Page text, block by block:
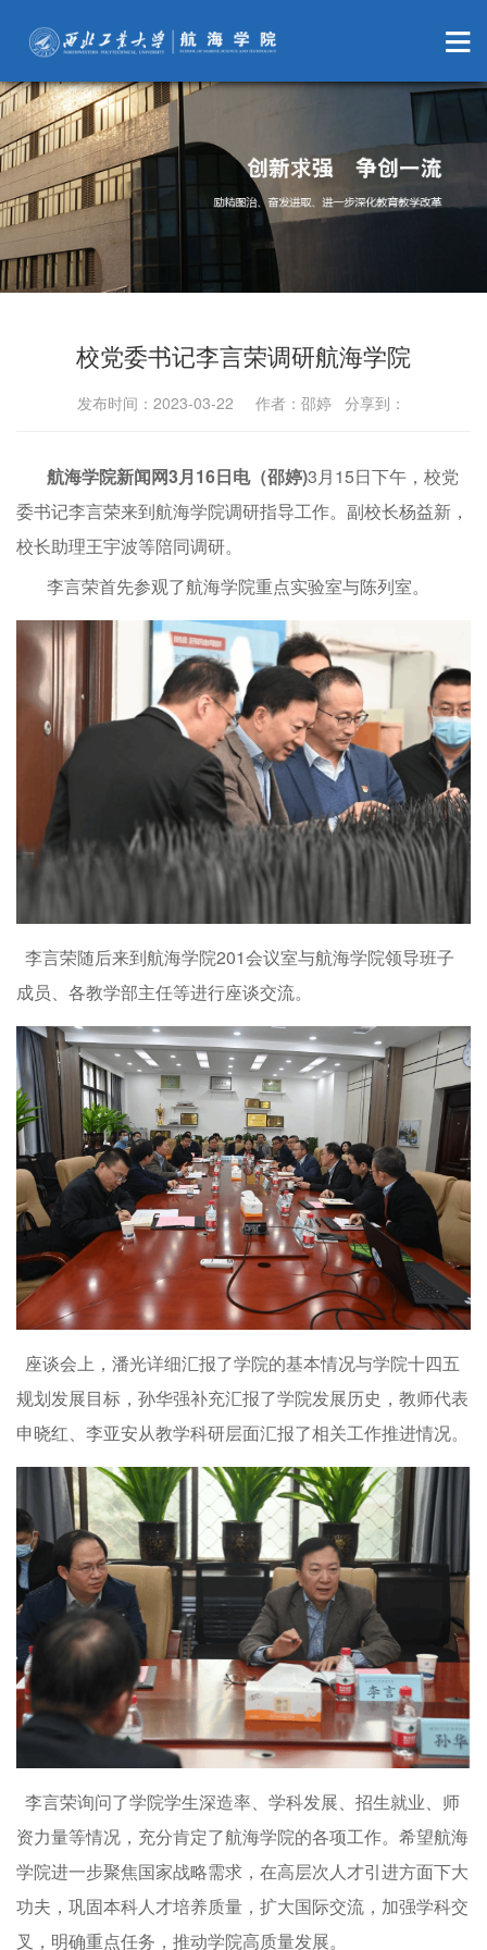
校党委书记李言荣调研航海学院
发布时间：2023-03-22 作者：邵婷 分享到：
航海学院新闻网3月16日电（邵婷)3月15日下午，校党
委书记李言荣来到航海学院调研指导工作。副校长杨益新，
校长助理王宇波等陪同调研。
李言荣首先参观了航海学院重点实验室与陈列室。
李言荣随后来到航海学院201会议室与航海学院领导班子
成员、各教学部主任等进行座谈交流。
座谈会上，潘光详细汇报了学院的基本情况与学院十四五
规划发展目标，孙华强补充汇报了学院发展历史，教师代表
申晓红、李亚安从教学科研层面汇报了相关工作推进情况。
李言荣询问了学院学生深造率、学科发展、招生就业、师
资力量等情况，充分肯定了航海学院的各项工作。希望航海
学院进一步聚焦国家战略需求，在高层次人才引进方面下大
功夫，巩固本科人才培养质量，扩大国际交流，加强学科交
叉，明确重点任务，推动学院高质量发展。